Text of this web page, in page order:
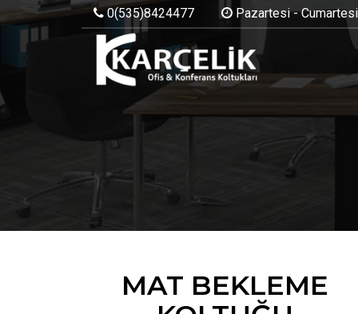
0(535)8424477 Pazartesi -
MAT BEKLEME